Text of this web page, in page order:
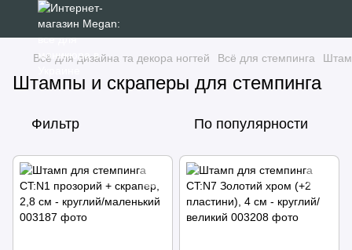
Всё для дизайна та декора ногтей Всё для стемпинга
Штампы и скраперы для стемпинга
Фильтр По популярности